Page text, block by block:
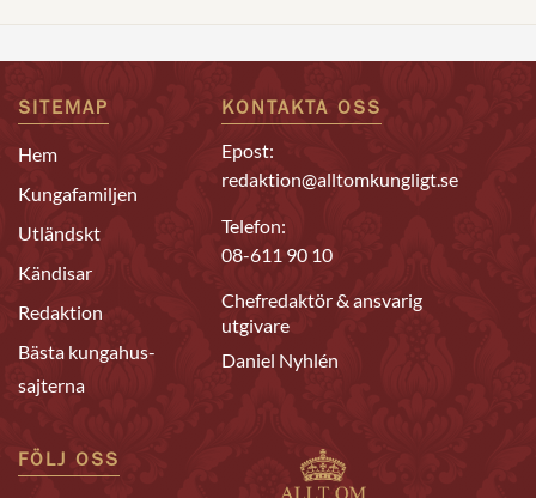
SITEMAP
Hem
Kungafamiljen
Utländskt
Kändisar
Redaktion
Bästa kungahus-
sajterna
KONTAKTA OSS
Epost:
redaktion@alltomkungligt.se
Telefon:
08-611 90 10
Chefredaktör & ansvarig
utgivare
Daniel Nyhlén
FÖLJ OSS